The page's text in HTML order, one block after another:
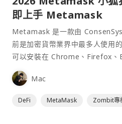
即上手 Metamask
Metamask 是一款由
前是加密貨幣業界中最多人使用
可以安裝在 Chrome、Firefox、
為插件使用，具備許多功能且使
Mac
DeFi MetaMask Zombit專